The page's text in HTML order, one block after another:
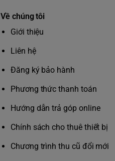
Về chúng tôi
Giới thiệu
Liên hệ
Đăng ký bảo hành
Phương thức thanh toán
Hướng dẫn trả góp online
Chính sách cho thuê thiết bị
Chương trình thu cũ đổi mới